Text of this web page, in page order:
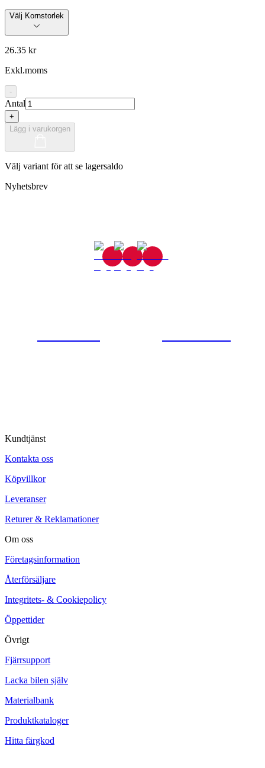
Välj Kornstorlek
26.35 kr
Exkl.moms
-
Antal
+
Lägg i varukorgen
Välj variant för att se lagersaldo
Nyhetsbrev
Kundtjänst
Kontakta oss
Köpvillkor
Leveranser
Returer & Reklamationer
Om oss
Företagsinformation
Återförsäljare
Integritets- & Cookiepolicy
Öppettider
Övrigt
Fjärrsupport
Lacka bilen själv
Materialbank
Produktkataloger
Hitta färgkod